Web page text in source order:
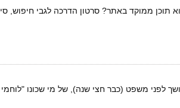
תוכן ממוקד באתר?​ סרטון הדרכה לגבי חיפוש,
משפט (כבר חצי שנה), של מי שכונו "לוחמי